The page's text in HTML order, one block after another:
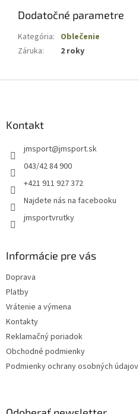
Dodatočné parametre
Kategória: Oblečenie
Záruka: 2 roky
Kontakt
jmsport@jmsport.sk
043/42 84 900
+421 911 927 372
Najdete nás na facebooku
jmsportvrutky
Informácie pre vás
Doprava
Platby
Vrátenie a výmena
Kontakty
Reklamačný poriadok
Obchodné podmienky
Podmienky ochrany osobných údajov